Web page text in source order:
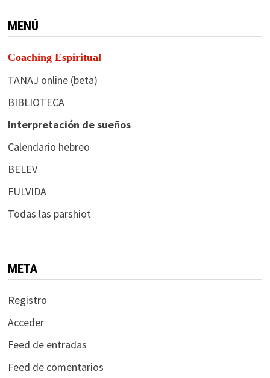
MENÚ
Coaching Espiritual
TANAJ online (beta)
BIBLIOTECA
Interpretación de sueños
Calendario hebreo
BELEV
FULVIDA
Todas las parshiot
META
Registro
Acceder
Feed de entradas
Feed de comentarios